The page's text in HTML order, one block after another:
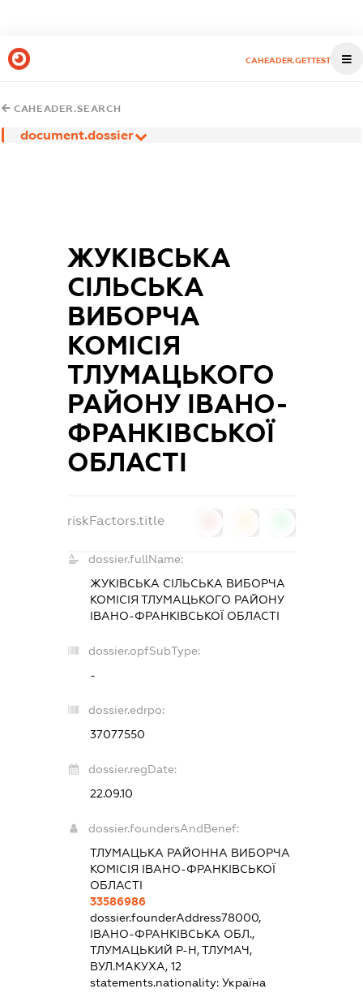
CAHEADER.GETTEST
CAHEADER.SEARCH
document.dossier
ЖУКІВСЬКА
СІЛЬСЬКА
ВИБОРЧА
КОМІСІЯ
ТЛУМАЦЬКОГО
РАЙОНУ ІВАНО-
ФРАНКІВСЬКОЇ
ОБЛАСТІ
riskFactors.title
dossier.fullName:
ЖУКІВСЬКА СІЛЬСЬКА ВИБОРЧА
КОМІСІЯ ТЛУМАЦЬКОГО РАЙОНУ
ІВАНО-ФРАНКІВСЬКОЇ ОБЛАСТІ
dossier.opfSubType:
-
dossier.edrpo:
37077550
dossier.regDate:
22.09.10
dossier.foundersAndBenef:
ТЛУМАЦЬКА РАЙОННА ВИБОРЧА
КОМІСІЯ ІВАНО-ФРАНКІВСЬКОЇ
ОБЛАСТІ
33586986
dossier.founderAddress78000,
ІВАНО-ФРАНКІВСЬКА ОБЛ.,
ТЛУМАЦЬКИЙ Р-Н, ТЛУМАЧ,
ВУЛ.МАКУХА, 12
statements.nationality: Україна